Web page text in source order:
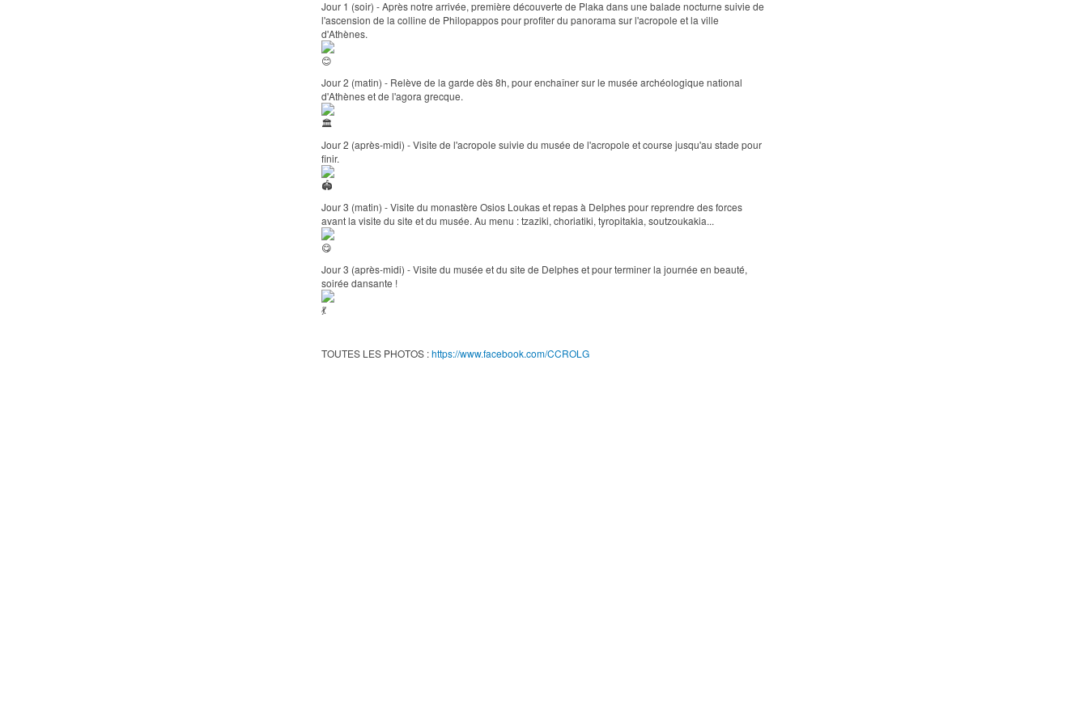
Jour 1 (soir) - Après notre arrivée, première découverte de Plaka dans une balade nocturne suivie de
l'ascension de la colline de Philopappos pour profiter du panorama sur l'acropole et la ville
d'Athènes.
Jour 2 (matin) - Relève de la garde dès 8h, pour enchaîner sur le musée archéologique national
d'Athènes et de l'agora grecque.
Jour 2 (après-midi) - Visite de l'acropole suivie du musée de l'acropole et course jusqu'au stade pour
finir.
Jour 3 (matin) - Visite du monastère Osios Loukas et repas à Delphes pour reprendre des forces
avant la visite du site et du musée. Au menu : tzaziki, choriatiki, tyropitakia, soutzoukakia...
Jour 3 (après-midi) - Visite du musée et du site de Delphes et pour terminer la journée en beauté,
soirée dansante !
TOUTES LES PHOTOS :https://www.facebook.com/CCROLG